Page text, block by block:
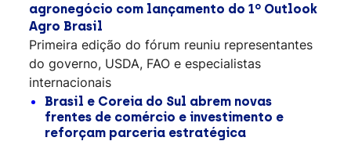
agronegócio com lançamento do 1º Outlook
Agro Brasil
Primeira edição do fórum reuniu representantes
do governo, USDA, FAO e especialistas
internacionais
Brasil e Coreia do Sul abrem novas
frentes de comércio e investimento e
reforçam parceria estratégica